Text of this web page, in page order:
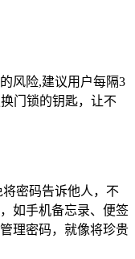
风险,建议用户每隔3
门锁的钥匙，让不
密码告诉他人，不
如手机备忘录、便签
理密码，就像将珍贵